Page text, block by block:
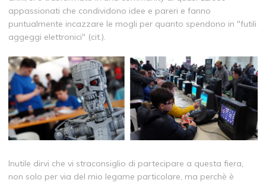
appassionati che condividono idee e pareri e fanno
puntualmente incazzare le mogli per quanto spendono in "futili
aggeggi elettronici" (cit.).
Inutile dirvi che vi straconsiglio di partecipare a questa fiera,
non solo per via del mio legame particolare, ma perchè è